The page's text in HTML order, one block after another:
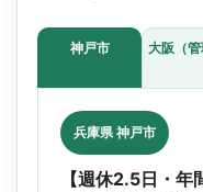
神戸市 大阪（管
兵庫県 神戸市
【週休2.5日・